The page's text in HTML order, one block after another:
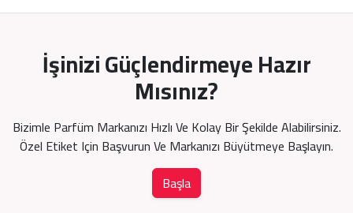
İşinizi Güçlendirmeye Hazır
Mısınız?
Bizimle Parfüm Markanızı Hızlı Ve Kolay Bir Şekilde Alabilirsiniz.
Özel Etiket Için Başvurun Ve Markanızı Büyütmeye Başlayın.
Başla